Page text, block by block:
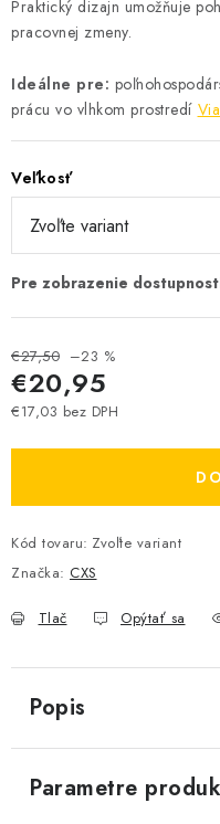
Praktický dizajn umožňuje
pracovnej zmeny.
Ideálne pre:
prácu vo vlhkom prostredí
Veľkosť
€27,50 –23 %
€20,95
€17,03 bez DPH
Kód tovaru: Zvoľte variant
Značka: CXS
Tlač Opýtať sa
Popis
Parametre